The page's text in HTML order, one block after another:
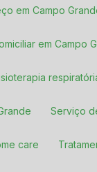
em Campo
em Campo
Serviço
care